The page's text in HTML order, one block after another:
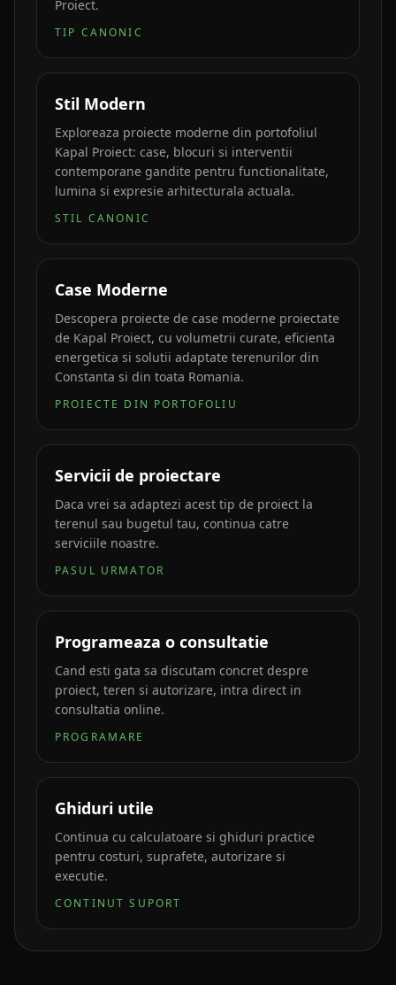
Proiect.
TIP CANONIC
Stil Modern
Exploreaza proiecte moderne din portofoliul
Kapal Proiect: case, blocuri si interventii
contemporane gandite pentru functionalitate,
lumina si expresie arhitecturala actuala.
STIL CANONIC
Case Moderne
Descopera proiecte de case moderne proiectate
de Kapal Proiect, cu volumetrii curate, eficienta
energetica si solutii adaptate terenurilor din
Constanta si din toata Romania.
PROIECTE DIN PORTOFOLIU
Servicii de proiectare
Daca vrei sa adaptezi acest tip de proiect la
terenul sau bugetul tau, continua catre
serviciile noastre.
PASUL URMATOR
Programeaza o consultatie
Cand esti gata sa discutam concret despre
proiect, teren si autorizare, intra direct in
consultatia online.
PROGRAMARE
Ghiduri utile
Continua cu calculatoare si ghiduri practice
pentru costuri, suprafete, autorizare si
executie.
CONTINUT SUPORT